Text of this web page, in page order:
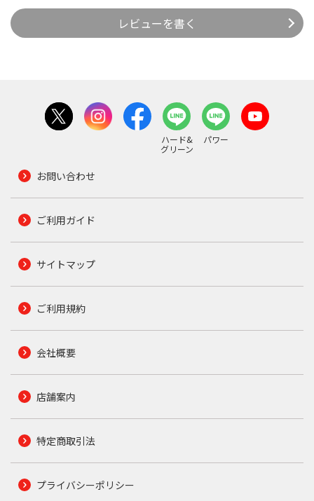
レビューを書く
ハード&
グリーン
パワー
お問い合わせ
ご利用ガイド
サイトマップ
ご利用規約
会社概要
店舗案内
特定商取引法
プライバシーポリシー